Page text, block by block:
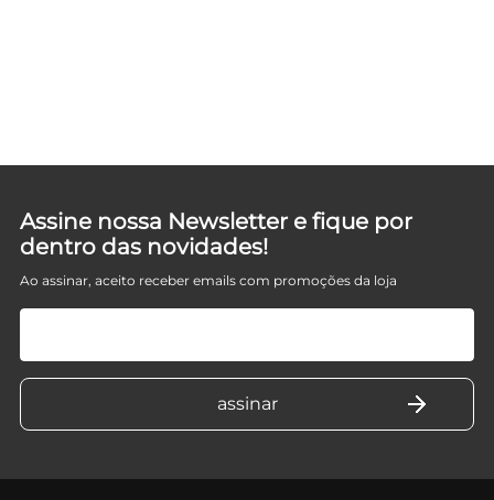
Assine nossa Newsletter e fique por
dentro das novidades!
Ao assinar, aceito receber emails com promoções da loja